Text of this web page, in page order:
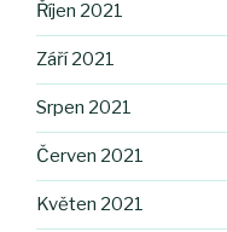
Říjen 2021
Září 2021
Srpen 2021
Červen 2021
Květen 2021